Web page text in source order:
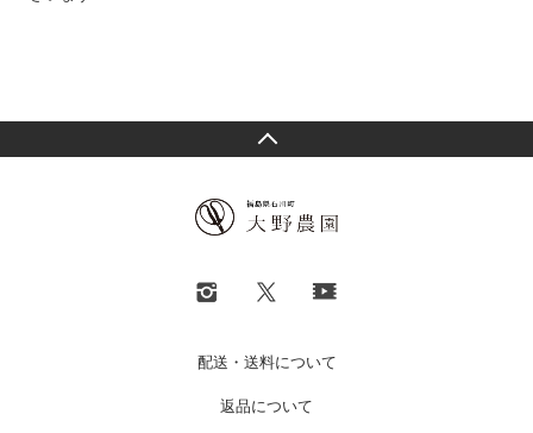
配送・送料について
返品について